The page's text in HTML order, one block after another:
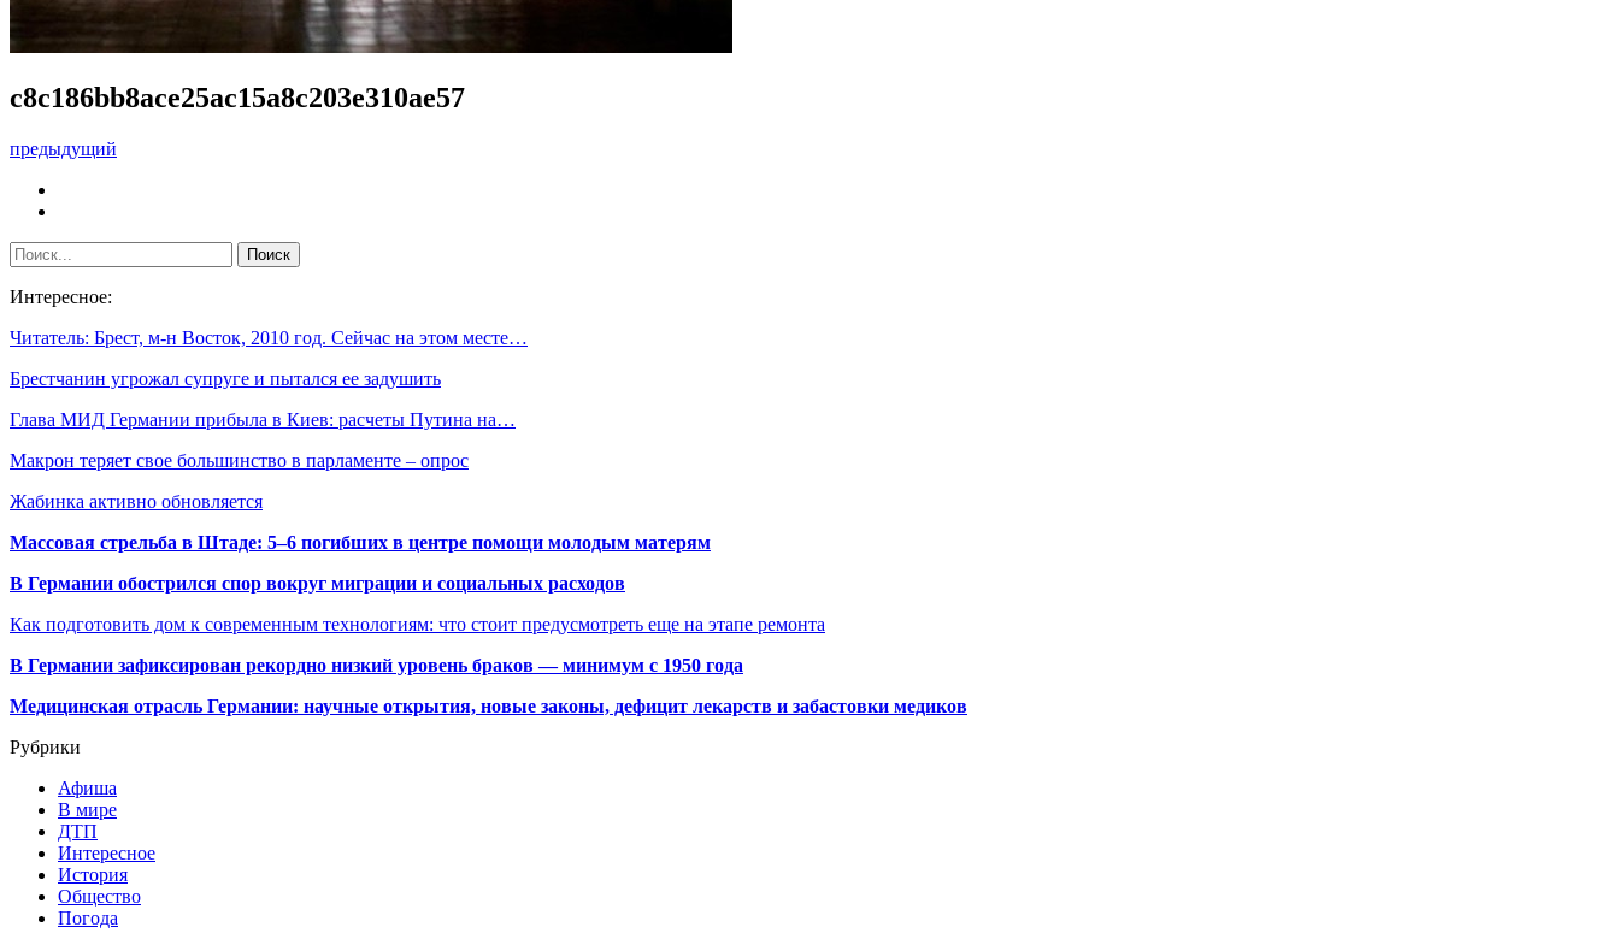
c8c186bb8ace25ac15a8c203e310ae57
предыдущий
Интересное:
Читатель: Брест, м-н Восток, 2010 год. Сейчас на этом месте…
Брестчанин угрожал супруге и пытался ее задушить
Глава МИД Германии прибыла в Киев: расчеты Путина на…
Макрон теряет свое большинство в парламенте – опрос
Жабинка активно обновляется
Массовая стрельба в Штаде: 5–6 погибших в центре помощи молодым матерям
В Германии обострился спор вокруг миграции и социальных расходов
Как подготовить дом к современным технологиям: что стоит предусмотреть еще на этапе ремонта
В Германии зафиксирован рекордно низкий уровень браков — минимум с 1950 года
Медицинская отрасль Германии: научные открытия, новые законы, дефицит лекарств и забастовки медиков
Рубрики
Афиша
В мире
ДТП
Интересное
История
Общество
Погода